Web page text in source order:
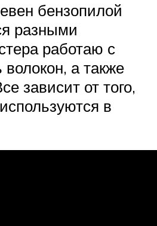
бензопилой
разными
работаю с
а также
зависит от того,
в